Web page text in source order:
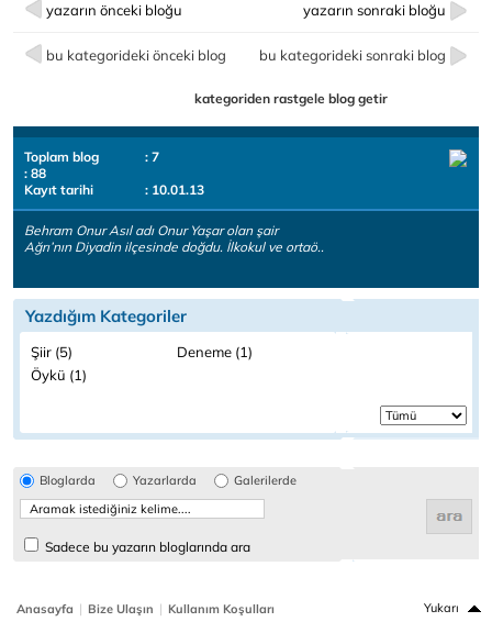
yazarın önceki bloğu yazarın sonraki bloğu
bu kategorideki önceki blog bu kategorideki sonraki blog
kategoriden rastgele blog getir
Toplam blog
: 7
: 88
Kayıt tarihi
: 10.01.13
Behram Onur Asıl adı Onur Yaşar olan şair
Ağrı’nın Diyadin ilçesinde doğdu. İlkokul ve ortaö..
Yazdığım Kategoriler
Şiir (5)
Deneme (1)
Öykü (1)
Bloglarda Yazarlarda Galerilerde
Sadece bu yazarın bloglarında ara
Anasayfa | Bize Ulaşın | Kullanım Koşulları Yukarı